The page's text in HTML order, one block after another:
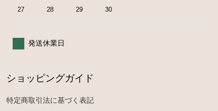
27 28 29 30
発送休業日
ショッピングガイド
特定商取引法に基づく表記